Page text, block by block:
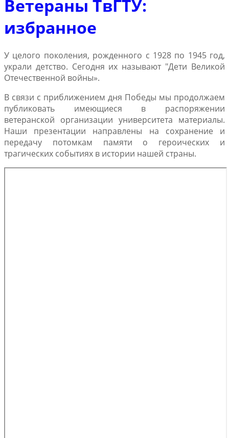
Ветераны ТвГТУ:
избранное
У целого поколения, рожденного с 1928 по 1945 год,
украли детство. Сегодня их называют "Дети Великой
Отечественной войны».
В связи с приближением дня Победы мы продолжаем
публиковать имеющиеся в распоряжении
ветеранской организации университета материалы.
Наши презентации направлены на сохранение и
передачу потомкам памяти о героических и
трагических событиях в истории нашей страны.